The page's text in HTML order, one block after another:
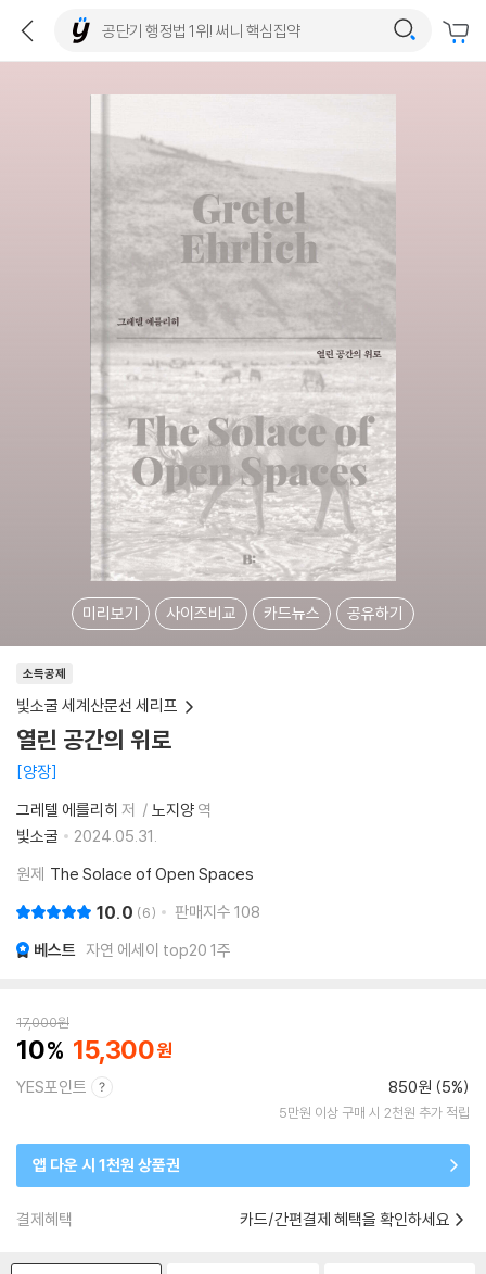
미리보기 사이즈비교 카드뉴스 공유하기
소득공제
빛소굴 세계산문선 세리프
열린 공간의 위로
양장
그레텔 에를리히 저 노지양 역
빛소굴
2024.05.31.
원제 The Solace of Open Spaces
10.0 6 판매지수 108
베스트 자연 에세이 top20 1주
17,000원
10 15,300
YES포인트 850원 (5%)
5만원 이상 구매 시 2천원 추가 적립
앱 다운 시 1천원 상품권
결제혜택 카드/간편결제 혜택을 확인하세요